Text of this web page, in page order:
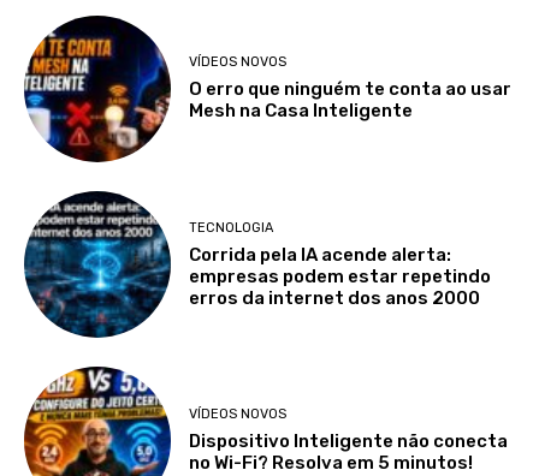
VÍDEOS NOVOS
O erro que ninguém te conta ao usar
Mesh na Casa Inteligente
TECNOLOGIA
Corrida pela IA acende alerta:
empresas podem estar repetindo
erros da internet dos anos 2000
VÍDEOS NOVOS
Dispositivo Inteligente não conecta
no Wi-Fi? Resolva em 5 minutos!